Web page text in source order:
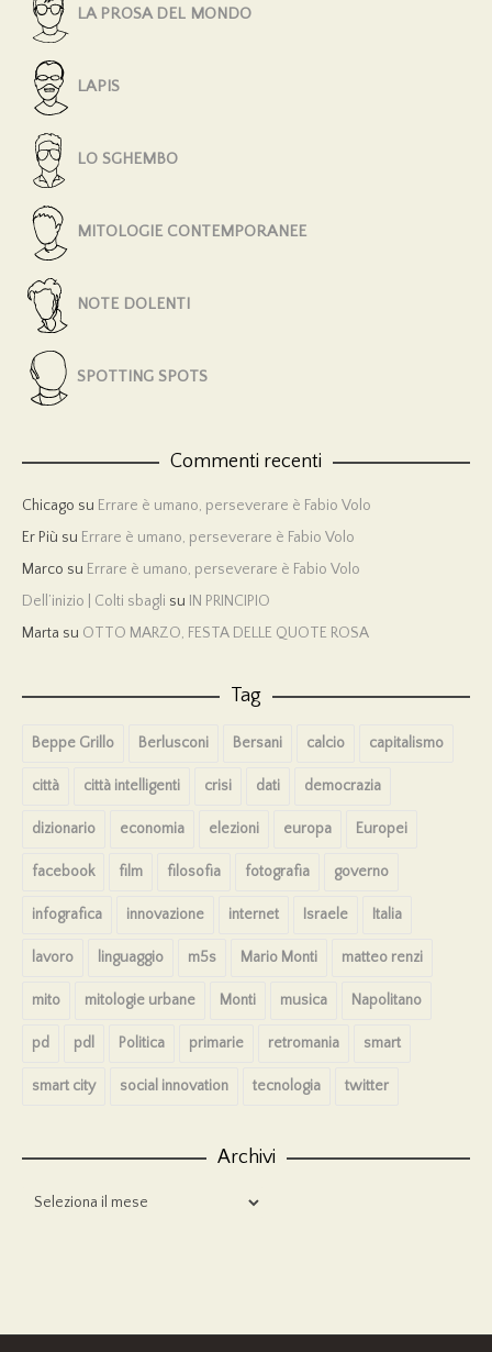
LA PROSA DEL MONDO
LAPIS
LO SGHEMBO
MITOLOGIE CONTEMPORANEE
NOTE DOLENTI
SPOTTING SPOTS
Commenti recenti
Chicago su Errare è umano, perseverare è Fabio Volo
Er Più su Errare è umano, perseverare è Fabio Volo
Marco su Errare è umano, perseverare è Fabio Volo
Dell’inizio | Colti sbagli su IN PRINCIPIO
Marta su OTTO MARZO, FESTA DELLE QUOTE ROSA
Tag
Beppe Grillo Berlusconi Bersani calcio capitalismo
città città intelligenti crisi dati democrazia
dizionario economia elezioni europa Europei
facebook film filosofia fotografia governo
infografica innovazione internet Israele Italia
lavoro linguaggio m5s Mario Monti matteo renzi
mito mitologie urbane Monti musica Napolitano
pd pdl Politica primarie retromania smart
smart city social innovation tecnologia twitter
Archivi
Archivi